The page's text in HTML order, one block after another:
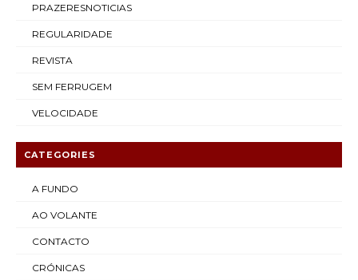
PRAZERESNOTICIAS
REGULARIDADE
REVISTA
SEM FERRUGEM
VELOCIDADE
CATEGORIES
A FUNDO
AO VOLANTE
CONTACTO
CRÓNICAS